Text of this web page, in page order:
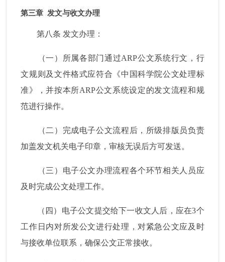
第三章 发文与收文办理
第八条 发文办理：
（一）所属各部门通过ARP公文系统行文，行
文规则及文件格式应符合《中国科学院公文处理标
准》，并按本所ARP公文系统设定的发文流程和规
范进行操作。
（二）完成电子公文流程后，所级排版员负责
加盖发文机关电子印章，审核无误后方可发送。
（三）电子公文办理流程各个环节相关人员应
及时完成公文处理工作。
（四）电子公文提交给下一收文人后，应在3个
工作日内对所发公文进行处理，对紧急公文应及时
与接收单位联系，确保公文正常接收。